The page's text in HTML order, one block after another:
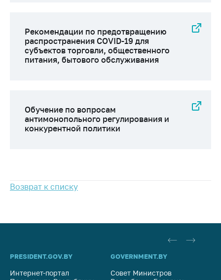
питания, бытового
обслуживания
Обучение по
вопросам
политики
Рекомендации по предотвращению
распространения COVID-19 для
субъектов торговли, общественного
питания, бытового обслуживания
Обучение по вопросам
антимонопольного регулирования и
конкурентной политики
Возврат к списку
PRESIDENT.GOV.BY
Интернет-портал
GOVERNMENT.BY
Совет Министров